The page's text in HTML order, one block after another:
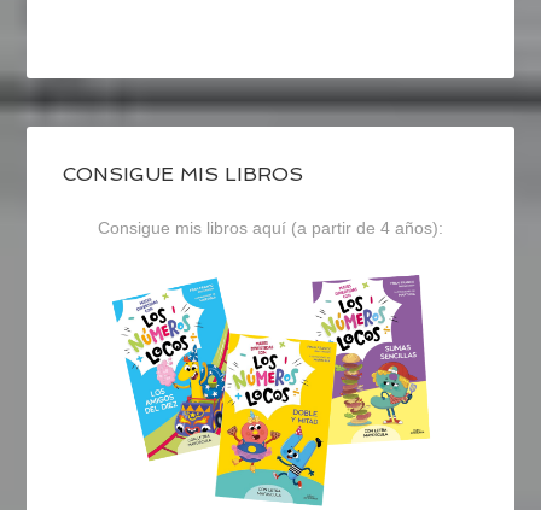
CONSIGUE MIS LIBROS
Consigue mis libros aquí (a partir de 4 años):